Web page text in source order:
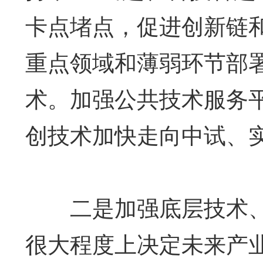
卡点堵点，促进创新链
重点领域和薄弱环节部
术。加强公共技术服务
创技术加快走向中试、
二是加强底层技术、
很大程度上决定未来产